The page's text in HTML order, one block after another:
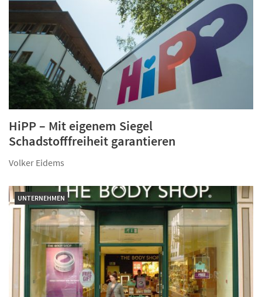
HiPP – Mit eigenem Siegel
Schadstofffreiheit garantieren
Volker Eidems
UNTERNEHMEN